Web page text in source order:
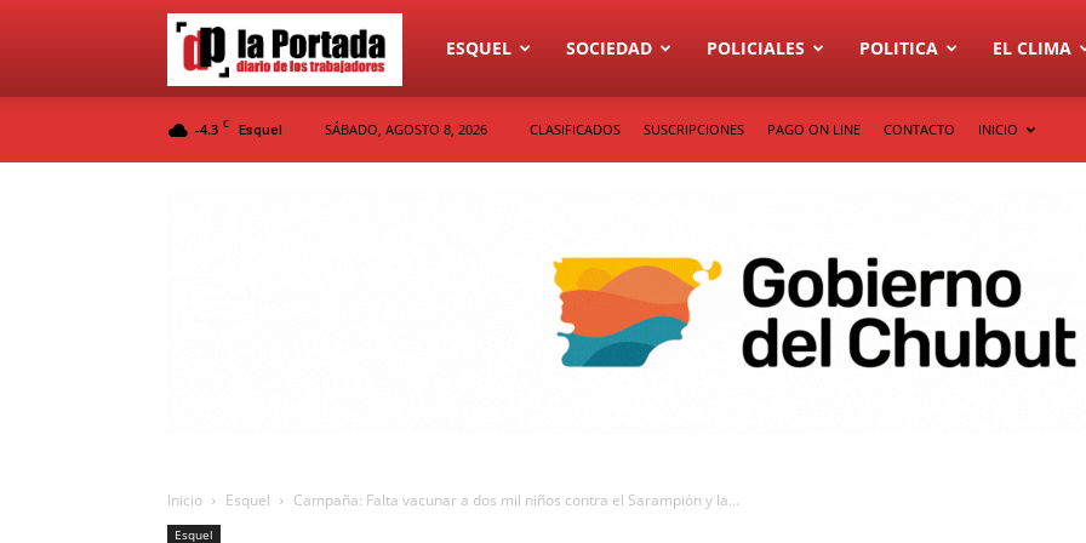
Diario
ESQUEL SOCIEDAD POLICIALES POLITICA EL CLIMA
-4.3 C Esquel SÁBADO, AGOSTO 8, 2026 CLASIFICADOS SUSCRIPCIONES PAGO ON LINE CONTACTO INICIO
Inicio Esquel Campaña: Falta vacunar a dos mil niños contra el Sarampión y la...
Esquel